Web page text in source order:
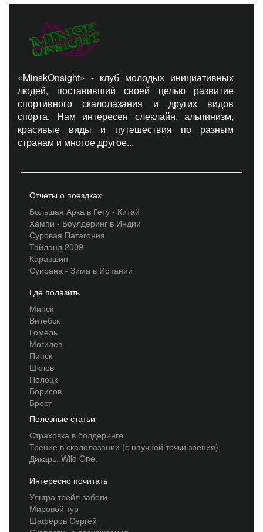
«MinskOnsight» - клуб молодых инициативных
людей, поставивший своей целью развитие
спортивного скалолазания и других видов
спорта. Нам интересен слеклайн, альпинизм,
красивые виды и путешествия по разным
странам и многое другое...
Отчеты о поездках
Большая Арка в Гету - Китай
Хампи - Боулдеринг в Индии
Суровая Патагония
Тайланд 2009
Каравшин
Суирана - Зима в Испании
Где полазить
Минск
Витебск
Гомель
Могилев
Пинск
Шклов
Полоцк
Борисов
Брест
Полезные статьи
Страховка в болдеринге
Трение в скалолазании (с научной точки зрения).
Дикарь. Wild One.
Интересно почитать
Ультра трейл забеги
Мировой тур
Шаферов Сергей